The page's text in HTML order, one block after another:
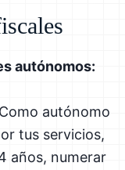
autónomos:
Como autónomo
tus servicios,
años, numerar